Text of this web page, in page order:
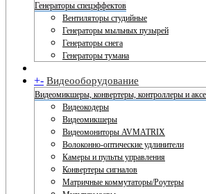
Генераторы спецэффектов
Вентиляторы студийные
Генераторы мыльных пузырей
Генераторы снега
Генераторы тумана
+- Видеооборудование
Видеомикшеры, конвертеры, контроллеры и
Видеокодеры
Видеомикшеры
Видеомониторы AVMATRIX
Волоконно-оптические удлинители
Камеры и пульты управления
Конвертеры сигналов
Матричные коммутаторы/Роутеры